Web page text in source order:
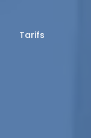
Tarifs